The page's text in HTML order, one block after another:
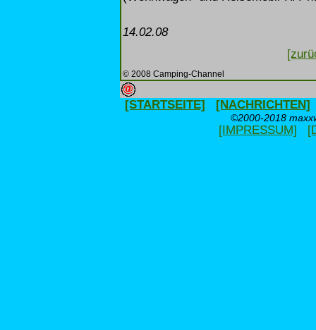
14.02.08
© 2008 Camping-Channel
[STARTSEITE] [NACHRICHTEN]
©2000-2018
[IMPRESSUM]